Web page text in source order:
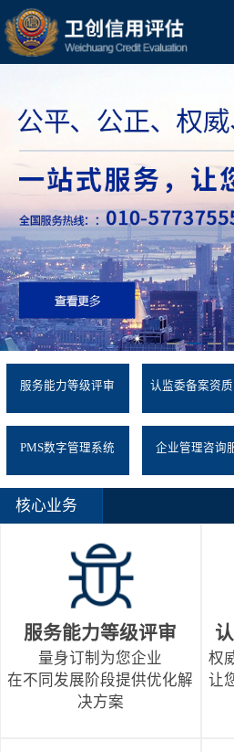
服务能力等级评审 认监委备案资
PMS数字管理系统 企业管理咨询
核心业务
服务能力等级评审
量身订制为您企业
在不同发展阶段提供优化解
决方案
权
让